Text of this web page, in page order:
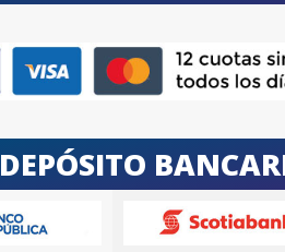
DEPÓSITO